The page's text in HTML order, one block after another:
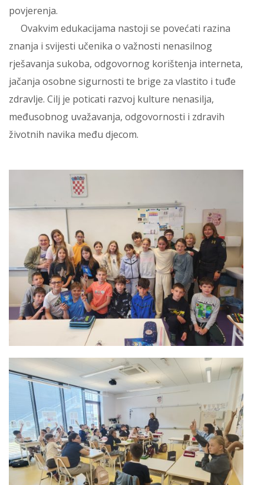
povjerenja.
Ovakvim edukacijama nastoji se povećati razina
znanja i svijesti učenika o važnosti nenasilnog
rješavanja sukoba, odgovornog korištenja interneta,
jačanja osobne sigurnosti te brige za vlastito i tuđe
zdravlje. Cilj je poticati razvoj kulture nenasilja,
međusobnog uvažavanja, odgovornosti i zdravih
životnih navika među djecom.